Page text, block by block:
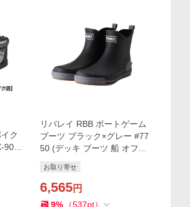
ク
リバレイ RBB ボートゲーム
ブーツ ブラック×グレー #77
50 (デッキ ブーツ 船 オフシ
お取り寄せ
6,565円
9% （537pt）